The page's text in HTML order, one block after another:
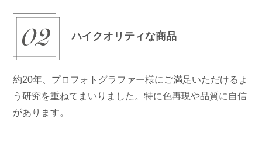
ハイクオリティな商品
約20年、プロフォトグラファー様にご満足いただけるよ
う研究を重ねてまいりました。特に色再現や品質に自信
があります。